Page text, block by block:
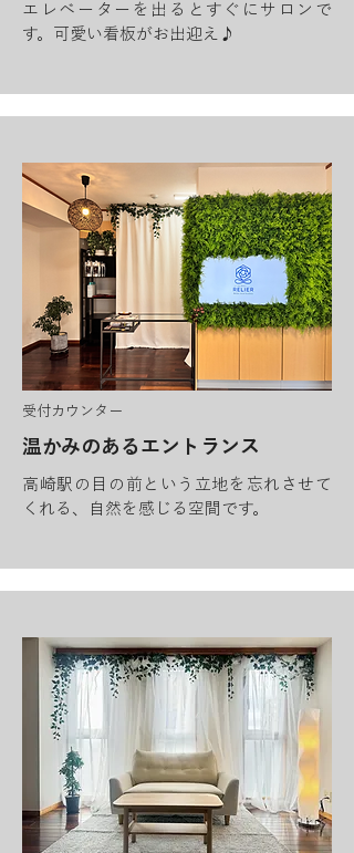
エレベーターを出るとすぐにサロンで
す。
可愛い看板がお出迎え♪
受付カウンター
温かみのあるエントランス
高崎駅の目の前という立地を忘れさせて
くれる、自然を感じる空間です。